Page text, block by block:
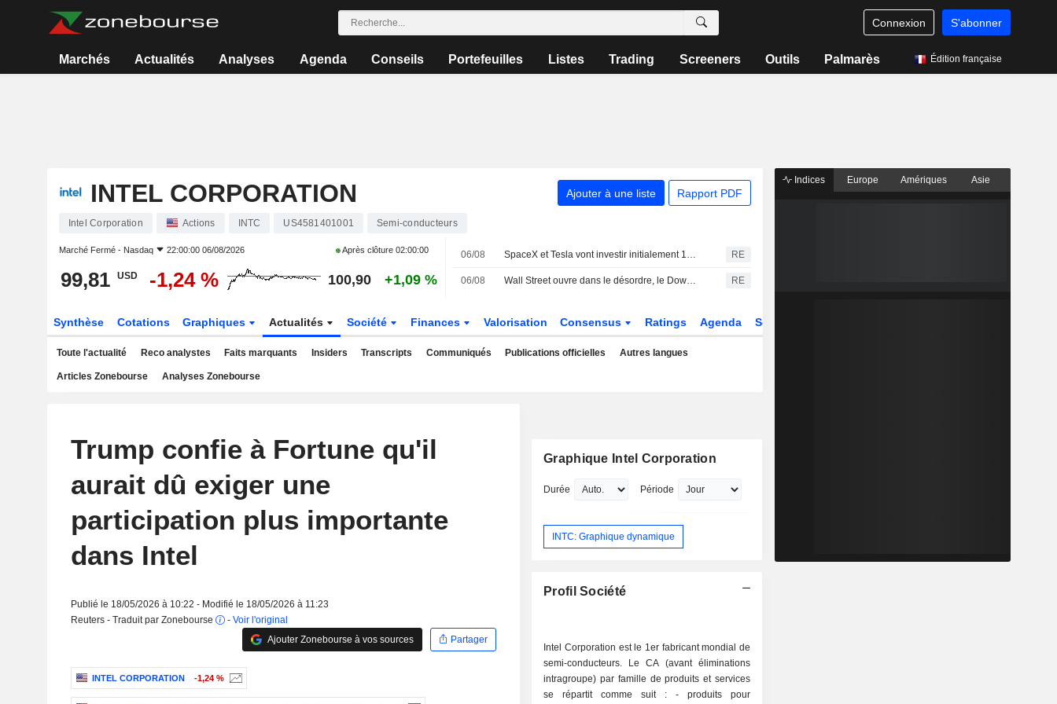
Connexion S'abonner
Marchés Actualités Analyses Agenda Conseils Portefeuilles Listes Trading Screeners Outils Palmarès Édition française
INTEL CORPORATION Ajouter à une liste Rapport PDF
Intel Corporation Actions INTC US4581401001 Semi-conducteurs
Marché Fermé - Nasdaq 22:00:00 06/08/2026 Après clôture02:00:00
99,81 USD -1,24 % 100,90 +1,09 %
06/08 SpaceX et Tesla vont investir initialement 16,8 milliards de dollars dans l'usine de puces Terafab au Texas RE
06/08 Wall Street ouvre dans le désordre, le Dow Jones proche de son record RE
Synthèse Cotations Graphiques Actualités Société Finances Valorisation Consensus Ratings Agenda Secteur
Toute l'actualité Reco analystes Faits marquants Insiders Transcripts Communiqués Publications officielles Autres langues
Articles Zonebourse Analyses Zonebourse
Trump confie à Fortune qu'il
aurait dû exiger une
participation plus importante
dans Intel
Publié le 18/05/2026 à 10:22 - Modifié le 18/05/2026 à 11:23
Reuters - Traduit par Zonebourse
- Voir l'original
Ajouter Zonebourse à vos sources
Partager
INTEL CORPORATION -1,24 %
Graphique Intel Corporation
Durée Période
INTC: Graphique dynamique
Profil Société
Intel Corporation est le 1er fabricant mondial de
semi-conducteurs. Le CA (avant éliminations
intragroupe) par famille de produits et services
se répartit comme suit : - produits pour
Indices Europe Amériques Asie